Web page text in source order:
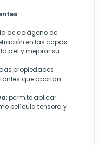
de colágeno de
en las capas
piel y mejorar su
propiedades
que aportan
permite aplicar
película tensora y